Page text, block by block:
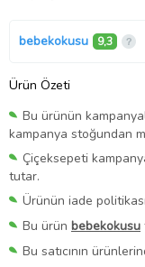
bebekokusu 9,3
Ürün Özeti
Bu ürünün
kampanya stoğundan
Çiçeksepeti
tutar.
Ürünün iade
Bu ürün bebekokusu
Bu satıcının